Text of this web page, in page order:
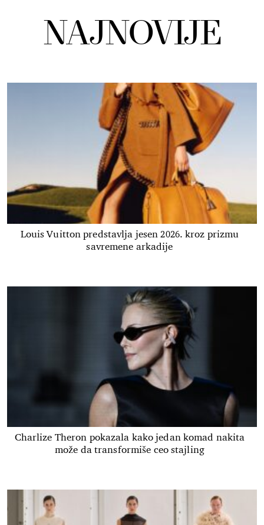
NAJNOVIJE
Louis Vuitton predstavlja jesen 2026. kroz prizmu
savremene arkadije
Charlize Theron pokazala kako jedan komad nakita
može da transformiše ceo stajling